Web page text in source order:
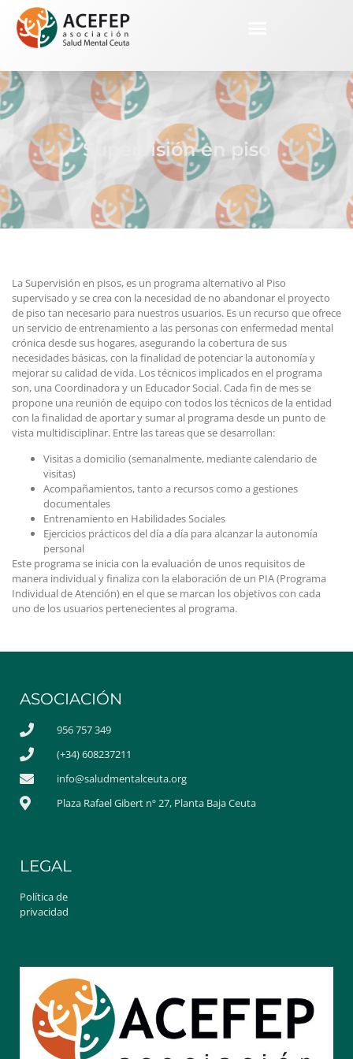
Supervisión en piso
La Supervisión en pisos, es un programa alternativo al Piso
supervisado y se crea con la necesidad de no abandonar el proyecto
de piso tan necesario para nuestros usuarios. Es un recurso que ofrece
un servicio de entrenamiento a las personas con enfermedad mental
crónica desde sus hogares, asegurando la cobertura de sus
necesidades básicas, con la finalidad de potenciar la autonomía y
mejorar su calidad de vida. Los técnicos implicados en el programa
son, una Coordinadora y un Educador Social. Cada fin de mes se
propone una reunión de equipo con todos los técnicos de la entidad
con la finalidad de aportar y sumar al programa desde un punto de
vista multidisciplinar. Entre las tareas que se desarrollan:
Visitas a domicilio (semanalmente, mediante calendario de
visitas)
Acompañamientos, tanto a recursos como a gestiones
documentales
Entrenamiento en Habilidades Sociales
Ejercicios prácticos del día a día para alcanzar la autonomía
personal
Este programa se inicia con la evaluación de unos requisitos de
manera individual y finaliza con la elaboración de un PIA (Programa
Individual de Atención) en el que se marcan los objetivos con cada
uno de los usuarios pertenecientes al programa.
ASOCIACIÓN
956 757 349
(+34) 608237211
info@saludmentalceuta.org
Plaza Rafael Gibert nº 27, Planta Baja Ceuta
LEGAL
Política de
privacidad